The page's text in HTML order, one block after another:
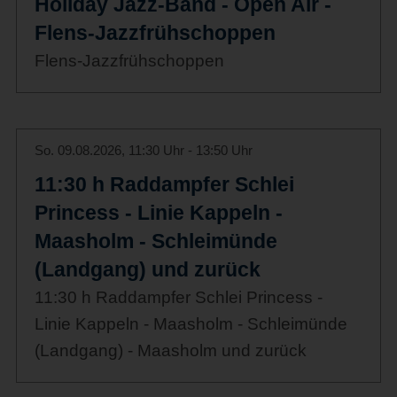
Flens-Jazzfrühschoppen
Flens-Jazzfrühschoppen
So. 09.08.2026, 11:30 Uhr - 13:50 Uhr
11:30 h Raddampfer Schlei
Princess - Linie Kappeln -
Maasholm - Schleimünde
(Landgang) und zurück
11:30 h Raddampfer Schlei Princess -
Linie Kappeln - Maasholm - Schleimünde
(Landgang) - Maasholm und zurück